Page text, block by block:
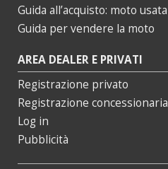
Guida all’acquisto: moto usata
Guida per vendere la moto
AREA DEALER E PRIVATI
Registrazione privato
Registrazione concessionaria
Log in
Pubblicità